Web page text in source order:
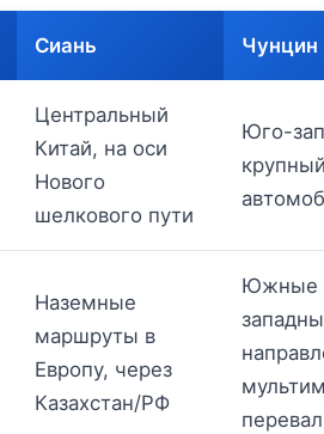
Сиань Чунцин
Центральный
Китай, на оси
Нового
шелкового пути
Юго-
Наземные
маршруты в
Европу, через
Казахстан/РФ
Южные